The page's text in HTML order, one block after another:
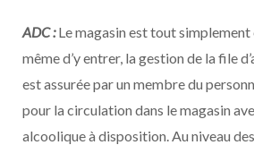
ADC :Le magasin est tout
même d’y entrer, la gestion de la file
est assurée par un membre du
pour la circulation dans le magasin
alcoolique à disposition. Au niveau